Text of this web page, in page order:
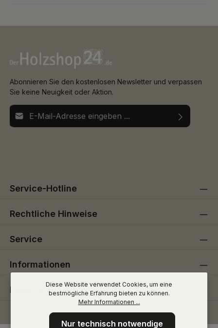
Abonnieren Sie den kostenlosen Newsletter und verpassen
Sie keine Neuigkeit oder Aktion.
E-Mail-Adresse*
Service-Hotline
Rechtliche Hinweise
Service
Informationen
Folge uns
Diese Website verwendet Cookies, um eine
bestmögliche Erfahrung bieten zu können.
Mehr Informationen ...
Nur technisch notwendige